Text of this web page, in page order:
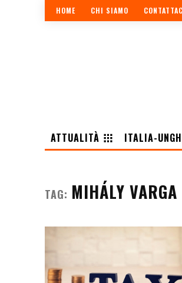
HOME CHI SIAMO
ATTUALITÀ
ITALIA-
TAG: MIHÁLY VARGA